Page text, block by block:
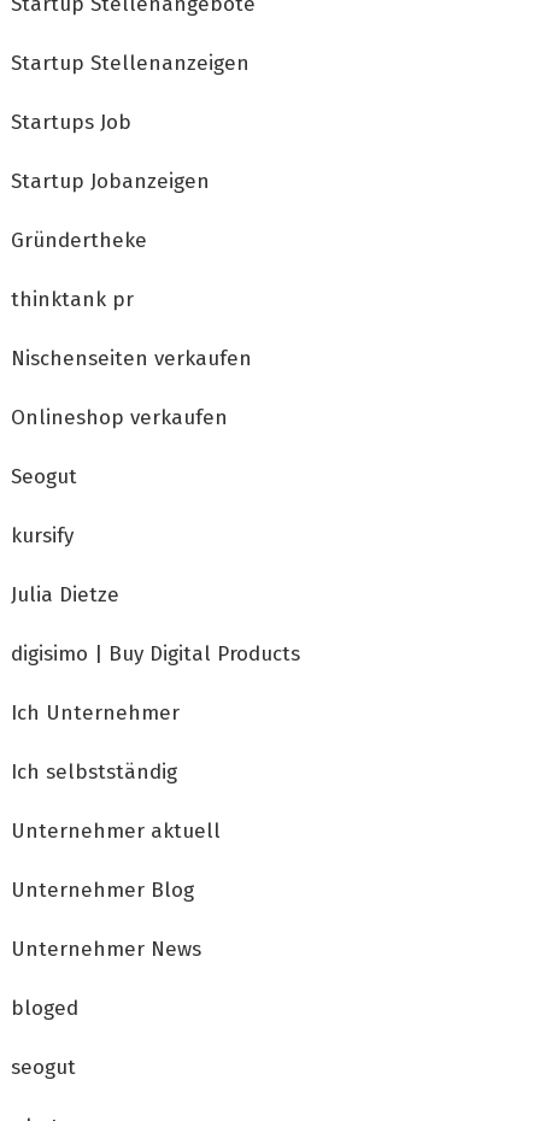
Startup Stellenanzeigen
Startups Job
Startup Jobanzeigen
Gründertheke
thinktank pr
Nischenseiten verkaufen
Onlineshop verkaufen
Seogut
kursify
Julia Dietze
digisimo | Buy Digital Products
Ich Unternehmer
Ich selbstständig
Unternehmer aktuell
Unternehmer Blog
Unternehmer News
bloged
seogut